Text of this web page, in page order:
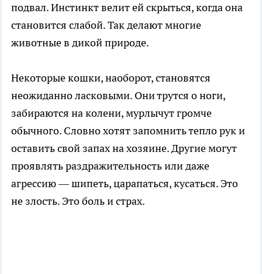
подвал. Инстинкт велит ей скрыться, когда она
становится слабой. Так делают многие
животные в дикой природе.
Некоторые кошки, наоборот, становятся
неожиданно ласковыми. Они трутся о ноги,
забираются на колени, мурлычут громче
обычного. Словно хотят запомнить тепло рук и
оставить свой запах на хозяине. Другие могут
проявлять раздражительность или даже
агрессию — шипеть, царапаться, кусаться. Это
не злость. Это боль и страх.